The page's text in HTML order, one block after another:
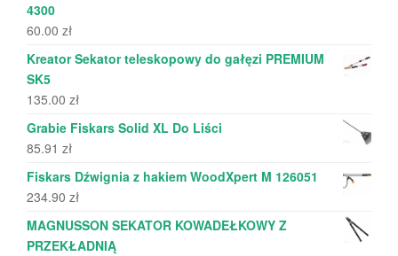
4300
60.00 zł
Kreator Sekator teleskopowy do gałęzi PREMIUM
SK5
135.00 zł
Grabie Fiskars Solid XL Do Liści
85.91 zł
Fiskars Dźwignia z hakiem WoodXpert M 126051
234.90 zł
MAGNUSSON SEKATOR KOWADEŁKOWY Z
PRZEKŁADNIĄ